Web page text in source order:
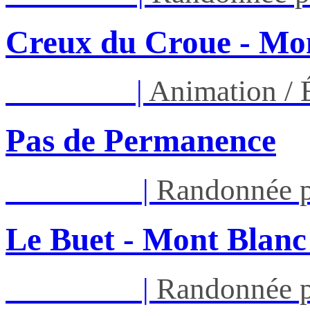
Creux du Croue -
| Animation /
Pas de Permanence
| Randonnée
Le Buet - Mont Blanc
| Randonnée